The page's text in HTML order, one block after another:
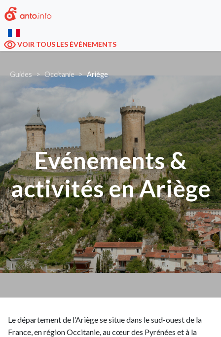
VOIR TOUS LES ÉVÉNEMENTS
Guides Occitanie Ariège
Evénements &
activités en Ariège
Le département de l’Ariège se situe dans le sud-ouest de la
France, en région Occitanie, au cœur des Pyrénées et à la